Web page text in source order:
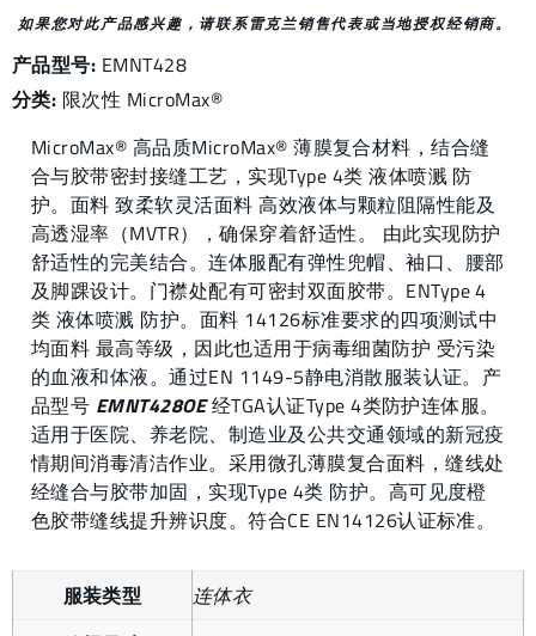
如果您对此产品感兴趣，请联系雷克兰销售代表或当地授权经销商。
产品型号: EMNT428
分类: 限次性 MicroMax®
MicroMax® 高品质MicroMax® 薄膜复合材料，结合缝
合与胶带密封接缝工艺，实现Type 4类 液体喷溅 防
护。面料 致柔软灵活面料 高效液体与颗粒阻隔性能及
高透湿率（MVTR），确保穿着舒适性。 由此实现防护
舒适性的完美结合。连体服配有弹性兜帽、袖口、腰部
及脚踝设计。门襟处配有可密封双面胶带。ENType 4
类 液体喷溅 防护。面料 14126标准要求的四项测试中
均面料 最高等级，因此也适用于病毒细菌防护 受污染
的血液和体液。通过EN 1149-5静电消散服装认证。产
品型号 EMNT428OE经TGA认证Type 4类防护连体服。
适用于医院、养老院、制造业及公共交通领域的新冠疫
情期间消毒清洁作业。采用微孔薄膜复合面料，缝线处
经缝合与胶带加固，实现Type 4类 防护。高可见度橙
色胶带缝线提升辨识度。符合CE EN14126认证标准。
服装类型
连体衣